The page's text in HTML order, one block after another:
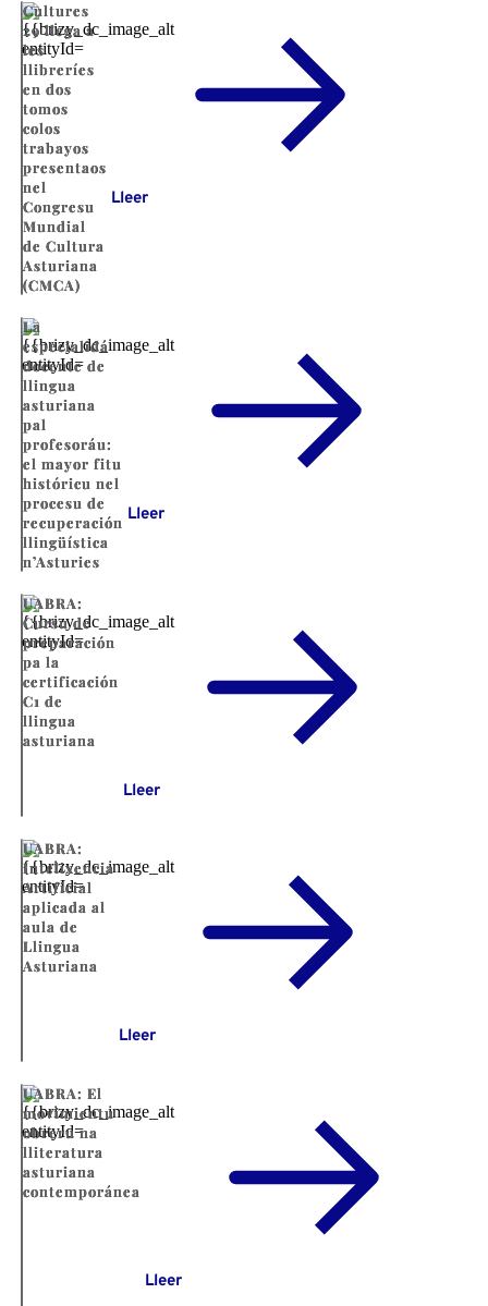
Cultures
29 llega a
les
llibreríes
en dos
tomos
colos
trabayos
presentaos
nel
Congresu
Mundial
de Cultura
Asturiana
(CMCA)
Lleer
La
especialidá
docente de
llingua
asturiana
pal
profesoráu:
el mayor fitu
históricu nel
procesu de
recuperación
llingüística
n’Asturies
Lleer
UABRA:
Cursu de
preparación
pa la
certificación
C1 de
llingua
asturiana
Lleer
UABRA:
Intelixencia
Artificial
aplicada al
aula de
Llingua
Asturiana
Lleer
UABRA: El
movimientu
obreru na
lliteratura
asturiana
contemporánea
Lleer